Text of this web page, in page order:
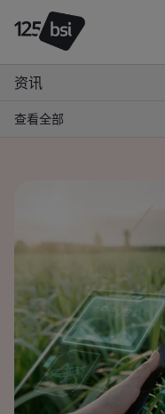
资讯
查看全部